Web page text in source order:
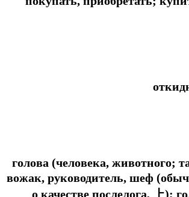
голова (человека, животного;
вожак, руководитель, шеф
о качестве послелога, 上);